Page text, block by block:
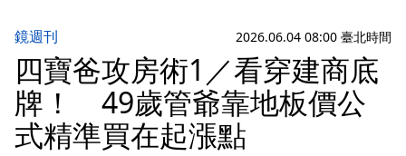
鏡週刊 2026.06.04 08:00 臺北時間
四寶爸攻房術1／看穿建商底
牌！ 49歲管爺靠地板價公
式精準買在起漲點